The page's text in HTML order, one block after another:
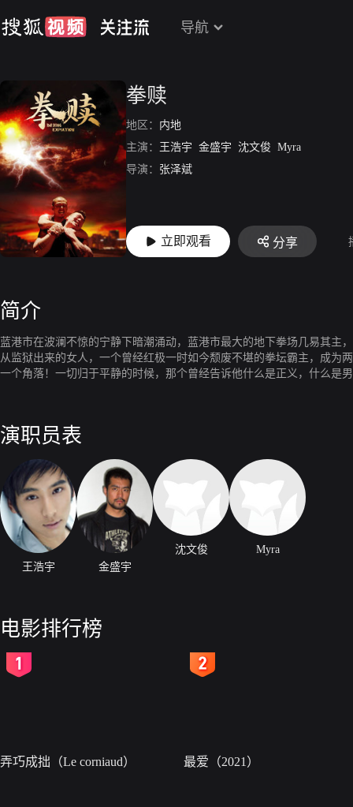
导航
拳赎
地区： 内地
主演：
王浩宇 金盛宇 沈文俊 Myra
导演： 张泽斌
立即观看 分享
简介
蓝港市在波澜不惊的宁静下暗潮涌动，蓝港市最大的地下拳场几易其主
从监狱出来的女人，一个曾经红极一时如今颓废不堪的拳坛霸主，成为
一个角落！一切归于平静的时候，那个曾经告诉他什么是正义，什么是
演职员表
王浩宇 金盛宇
沈文俊 Myra
电影排行榜
弄巧成拙（Le corniaud） 最爱（2021）